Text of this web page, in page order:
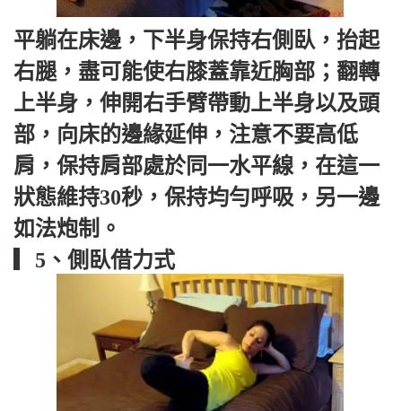
平躺在床邊，下半身保持右側臥，抬起
右腿，盡可能使右膝蓋靠近胸部；翻轉
上半身，伸開右手臂帶動上半身以及頭
部，向床的邊緣延伸，注意不要高低
肩，保持肩部處於同一水平線，在這一
狀態維持30秒，保持均勻呼吸，另一邊
如法炮制。
▎5、側臥借力式